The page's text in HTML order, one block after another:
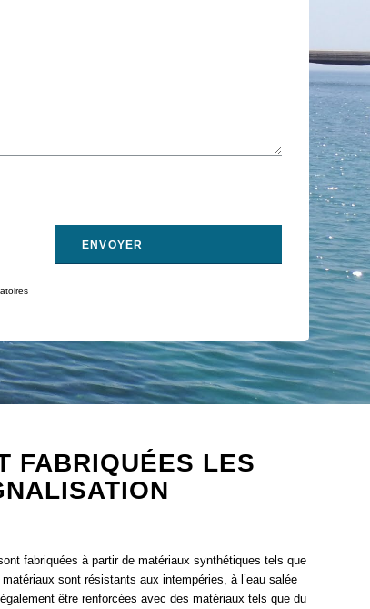
FABRIQUÉES LES
fabriquées à partir de matériaux synthétiques tels que
sont résistants aux intempéries, à l’eau salée
être renforcées avec des matériaux tels que du